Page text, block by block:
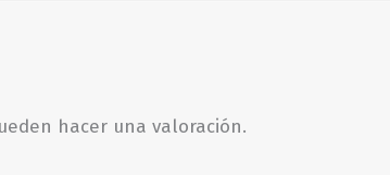
hacer una valoración.